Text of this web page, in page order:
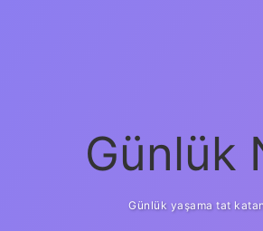
Günlük
Günlük yaşama tat